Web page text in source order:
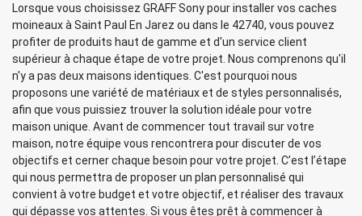
Lorsque vous choisissez GRAFF Sony pour installer vos caches
moineaux à Saint Paul En Jarez ou dans le 42740, vous pouvez
profiter de produits haut de gamme et d'un service client
supérieur à chaque étape de votre projet. Nous comprenons qu'il
n'y a pas deux maisons identiques. C'est pourquoi nous
proposons une variété de matériaux et de styles personnalisés,
afin que vous puissiez trouver la solution idéale pour votre
maison unique. Avant de commencer tout travail sur votre
maison, notre équipe vous rencontrera pour discuter de vos
objectifs et cerner chaque besoin pour votre projet. C’est l’étape
qui nous permettra de proposer un plan personnalisé qui
convient à votre budget et votre objectif, et réaliser des travaux
qui dépasse vos attentes. Si vous êtes prêt à commencer à